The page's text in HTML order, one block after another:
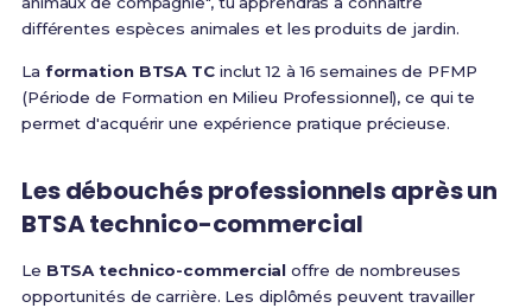
différentes espèces animales et les produits de jardin.
La formation BTSA TCinclut 12 à 16 semaines de PFMP
(Période de Formation en Milieu Professionnel), ce qui te
permet d'acquérir une expérience pratique précieuse.
Les débouchés professionnels après un
BTSA technico-commercial
Le BTSA technico-commercial offre de nombreuses
opportunités de carrière. Les diplômés peuvent travailler